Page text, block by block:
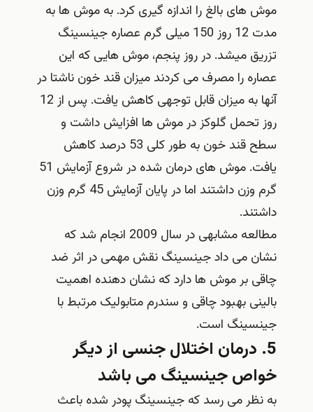
موش های بالغ را اندازه گیری کرد. به موش ها به
مدت 12 روز 150 میلی گرم عصاره جینسینگ
تزریق میشد. در روز پنجم، موش هایی که این
عصاره را مصرف می کردند میزان قند خون ناشتا در
آنها به میزان قابل توجهی کاهش یافت. پس از 12
روز تحمل گلوکز در موش ها افزایش داشت و
سطح قند خون به طور کلی 53 درصد کاهش
یافت. موش های درمان شده در شروع آزمایش 51
گرم وزن داشتند اما در پایان آزمایش 45 گرم وزن
داشتند.
مطالعه مشابهی در سال 2009 انجام شد که
نشان می داد جینسینگ نقش مهمی در اثر ضد
چاقی بر موش ها دارد که نشان دهنده اهمیت
بالینی بهبود چاقی و سندرم متابولیک مرتبط با
جینسینگ است.
5. درمان اختلال جنسی از دیگر
خواص جینسینگ می باشد
به نظر می رسد که جینسینگ پودر شده باعث